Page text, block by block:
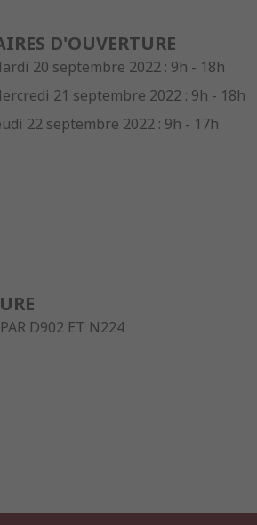
D'OUVERTURE
20 septembre 2022 : 9h - 18h
21 septembre 2022 : 9h - 18h
22 septembre 2022 : 9h - 17h
D902 ET N224